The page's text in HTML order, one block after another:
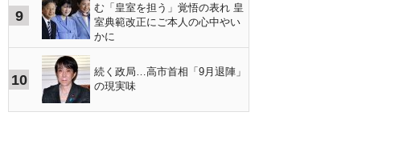
9
む「皇室を担う」覚悟の表れ 皇
室典範改正にご本人の心中やい
かに
10
続く政局…高市首相「9月退陣」
の現実味